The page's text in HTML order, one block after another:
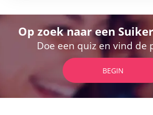
Op zoek naar een
Doe een quiz en vind de
BEGIN